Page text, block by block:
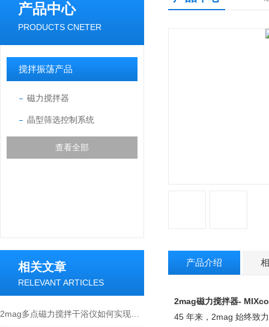
产品中心
PRODUCTS CNETER
搅拌振荡产品
磁力搅拌器
晶型筛选控制系统
查看全部
相关文章
RELEVANT ARTICLES
产品介绍
2mag磁力搅拌器-
45 年来， 2mag 始终致